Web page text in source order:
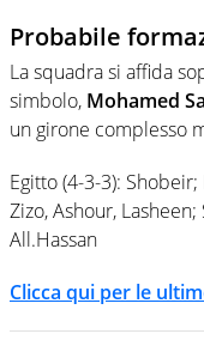
Probabile
La squadra si affida
simbolo, Mohamed
un girone complesso
Egitto (4-3-3):
Zizo, Ashour,
All.Hassan
Clicca qui per le